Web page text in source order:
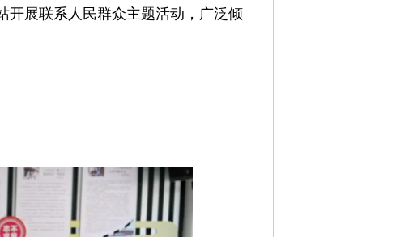
开展联系人民群众主题活动，广泛倾